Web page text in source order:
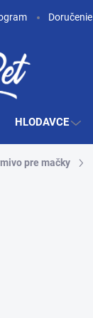
Doručenie
HLODAVCE
pre mačky